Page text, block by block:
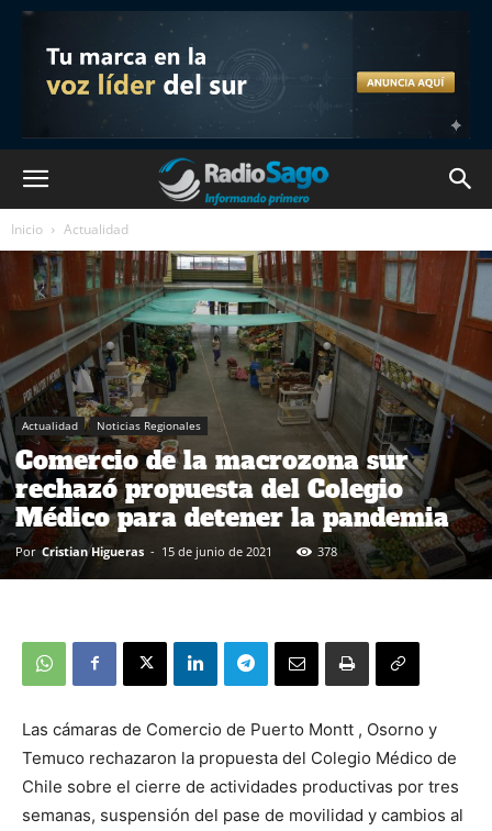
Inicio Actualidad
Actualidad Noticias Regionales
Comercio de la macrozona sur
rechazó propuesta del Colegio
Médico para detener la pandemia
Por Cristian Higueras - 15 de junio de 2021 378
Las cámaras de Comercio de Puerto Montt , Osorno y
Temuco rechazaron la propuesta del Colegio Médico de
Chile sobre el cierre de actividades productivas por tres
semanas, suspensión del pase de movilidad y cambios al